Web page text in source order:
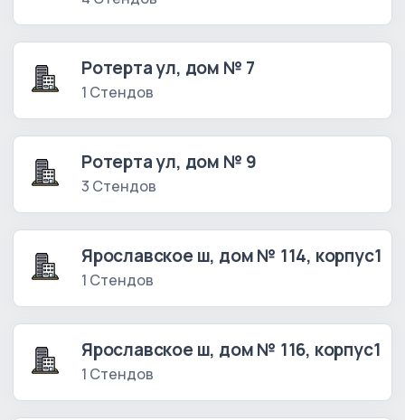
Ротерта ул, дом № 7
1 Стендов
Ротерта ул, дом № 9
3 Стендов
Ярославское ш, дом № 114, корпус1
1 Стендов
Ярославское ш, дом № 116, корпус1
1 Стендов